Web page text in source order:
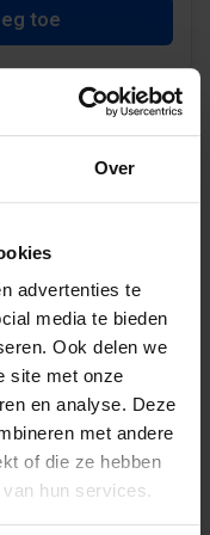
Over
advertenties te
media te bieden
Ook delen we
site met onze
en analyse. Deze
met andere
of die ze hebben
hun services.
toe
BIJ DE
folies die
verbeteren.
voornamelijk
tegen